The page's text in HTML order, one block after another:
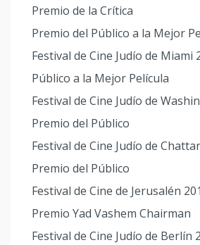
Premio de la Crítica
Premio del Público a la Mejor
Festival de Cine Judío de Miami
Público a la Mejor Película
Festival de Cine Judío de
Premio del Público
Festival de Cine Judío de
Premio del Público
Festival de Cine de Jerusalén
Premio Yad Vashem Chairman
Festival de Cine Judío de Berlín